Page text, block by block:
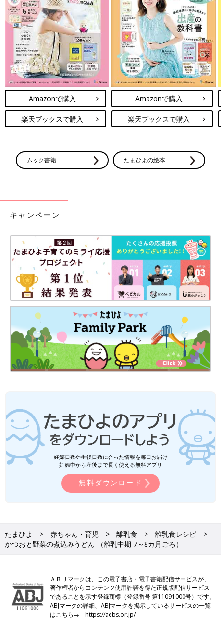
Amazonで購入
楽天ブックスで購入
Amazonで購入
楽天ブックスで購入
ムック書籍 たまひよの絵本
キャンペーン
妊娠日数や生後日数に合った情報を毎日お届け
妊娠中から産後まで長く使える無料アプリ
無料ダウンロード
たまひよ 赤ちゃん・育児 離乳食
離乳食レシピ
かつおと野菜の煮込みうどん （離乳中期 7～8カ月ごろ）
ＡＢＪマークは、この電子書店・電子書籍配信サービスが、
著作権者からコンテンツ使用許諾を得た正規版配信サービス
であることを示す登録商標（登録番号 第11091000号）です。
ABJマークの詳細、ABJマークを掲示しているサービスの一覧
はこちら→https://aebs.or.jp/